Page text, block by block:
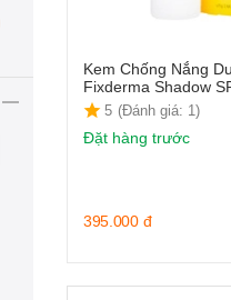
Kem Chống Nắng
Fixderma Shadow
5 (Đánh giá: 1)
Đặt hàng trước
395.000 đ